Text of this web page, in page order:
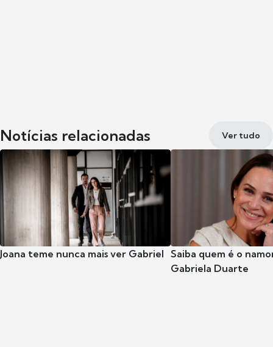
Notícias relacionadas Ver tudo
Joana teme nunca mais ver Gabriel Saiba quem é o
Gabriela Duarte